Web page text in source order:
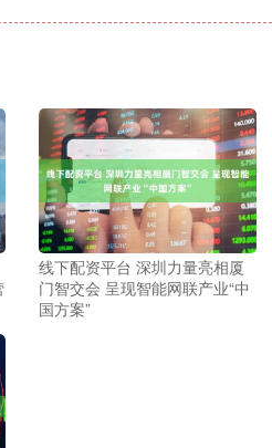
线下配资平台 深圳力量亮相厦
门智交会 呈现智能网联产业“中
国方案”